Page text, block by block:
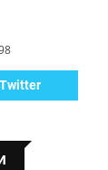
Twitter